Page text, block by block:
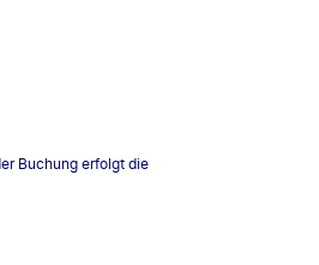
Buchung erfolgt die